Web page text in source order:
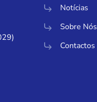
Notícias
Sobre Nós
Contactos